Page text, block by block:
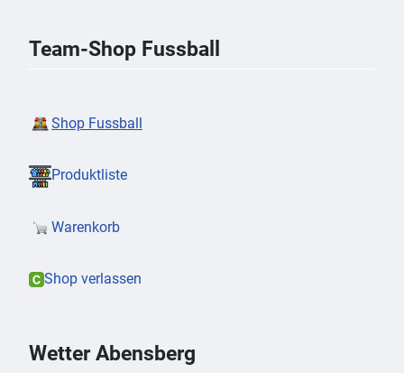
Team-Shop Fussball
Shop Fussball
Produktliste
Warenkorb
Shop verlassen
Wetter Abensberg